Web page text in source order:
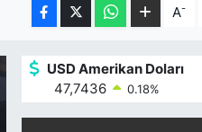
A-
USD Amerikan Doları
47,7436
0.18%